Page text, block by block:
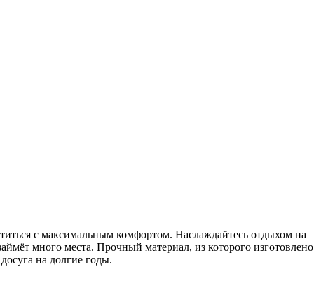
с максимальным комфортом. Наслаждайтесь отдыхом на
много места. Прочный материал, из которого изготовлено
на долгие годы.